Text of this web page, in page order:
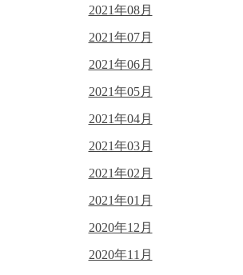
2021年08月
2021年07月
2021年06月
2021年05月
2021年04月
2021年03月
2021年02月
2021年01月
2020年12月
2020年11月